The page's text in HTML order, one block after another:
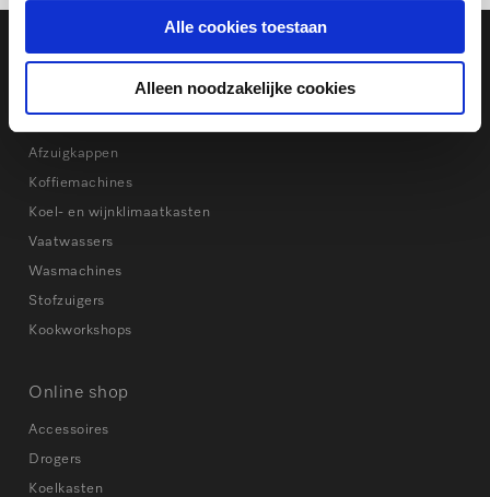
Alle cookies toestaan
Alleen noodzakelijke cookies
Miele Nederland
Bakken en stomen
Afzuigkappen
Koffiemachines
Koel- en wijnklimaatkasten
Vaatwassers
Wasmachines
Stofzuigers
Kookworkshops
Online shop
Accessoires
Drogers
Koelkasten